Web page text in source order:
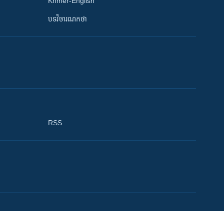
បទវិចារណកថា
RSS